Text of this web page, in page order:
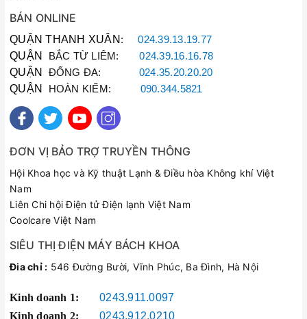
BÁN ONLINE
QUẬN THANH XUÂN :024.39.13.19.77
QUẬN BẮC TỪ LIÊM:024.39.16.16.78
QUẬN ĐỐNG ĐA: 024.35.20.20.20
QUẬN HOÀN KIẾM: 090.344.5821
ĐƠN VỊ BẢO TRỢ TRUYỀN THÔNG
Hội Khoa học và Kỹ thuật Lạnh & Điều hòa Không khí Việt
Nam
Liên Chi hội Điện tử Điện lạnh Việt Nam
Coolcare Việt Nam
SIÊU THỊ ĐIỆN MÁY BÁCH KHOA
Đia chỉ : 546 Đường Bười, Vĩnh Phúc, Ba Đình, Hà Nội
Kinh doanh 1:
0243.911.0097
Kinh doanh 2:
0243.912.0210